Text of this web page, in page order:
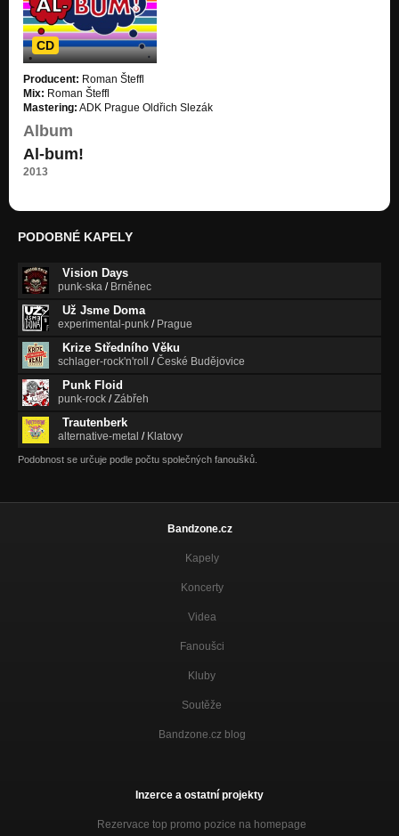
CD
Producent: Roman Šteffl
Mix: Roman Šteffl
Mastering: ADK Prague Oldřich Slezák
Album
Al-bum!
2013
PODOBNÉ KAPELY
Vision Days
punk-ska / Brněnec
Už Jsme Doma
experimental-punk / Prague
Krize Středního Věku
schlager-rock'n'roll /České Budějovice
Punk Floid
punk-rock /Zábřeh
Trautenberk
alternative-metal / Klatovy
Podobnost se určuje podle počtu společných fanoušků.
Bandzone.cz
Kapely
Koncerty
Videa
Fanoušci
Kluby
Soutěže
Bandzone.cz blog
Inzerce a ostatní projekty
Rezervace top promo pozice na homepage